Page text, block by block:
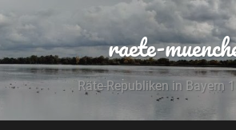
raete-
Räte-Republiken in Bayern